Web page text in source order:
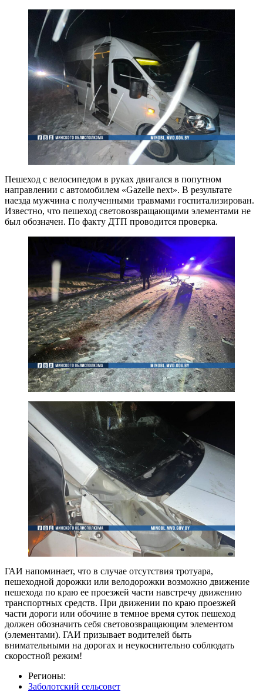
Пешеход с велосипедом в руках двигался в попутном
направлении с автомобилем «Gazelle next». В результате
наезда мужчина с полученными травмами госпитализирован.
Известно, что пешеход световозвращающими элементами не
был обозначен. По факту ДТП проводится проверка.
ГАИ напоминает, что в случае отсутствия тротуара,
пешеходной дорожки или велодорожки возможно движение
пешехода по краю ее проезжей части навстречу движению
транспортных средств. При движении по краю проезжей
части дороги или обочине в темное время суток пешеход
должен обозначить себя световозвращающим элементом
(элементами). ГАИ призывает водителей быть
внимательными на дорогах и неукоснительно соблюдать
скоростной режим!
Регионы:
Заболотский сельсовет